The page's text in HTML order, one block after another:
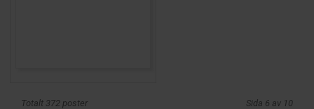
Totalt 372 poster Sida 6 av 10